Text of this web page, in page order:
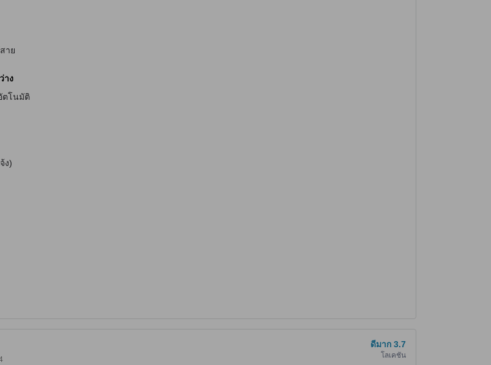
างการได้ยิน
าย
าง
ตโนมัติ
ง)
(ในร่ม)
ดีมาก 3.7
โลเคชั่น